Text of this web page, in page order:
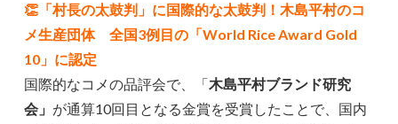
👏「村長の太鼓判」に国際的な太鼓判！木島平村のコ
メ生産団体 全国3例目の「World Rice Award Gold
10」に認定
国際的なコメの品評会で、「木島平村ブランド研究
会」 が通算10回目となる金賞を受賞したことで、国内